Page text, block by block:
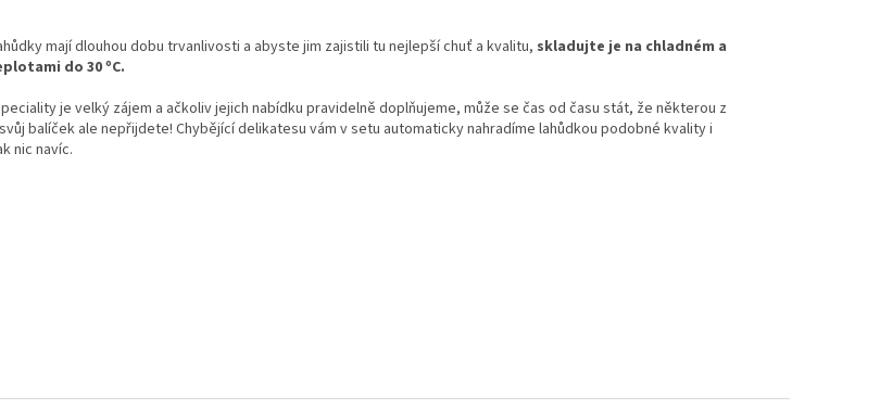
mají dlouhou dobu trvanlivosti a abyste jim zajistili tu nejlepší chuť a kvalitu, skladujte je na chladném a
do 30 ºC.
je velký zájem a ačkoliv jejich nabídku pravidelně doplňujeme, může se čas od času stát, že některou z
balíček ale nepřijdete! Chybějící delikatesu vám v setu automaticky nahradíme lahůdkou podobné kvality i
nic navíc.